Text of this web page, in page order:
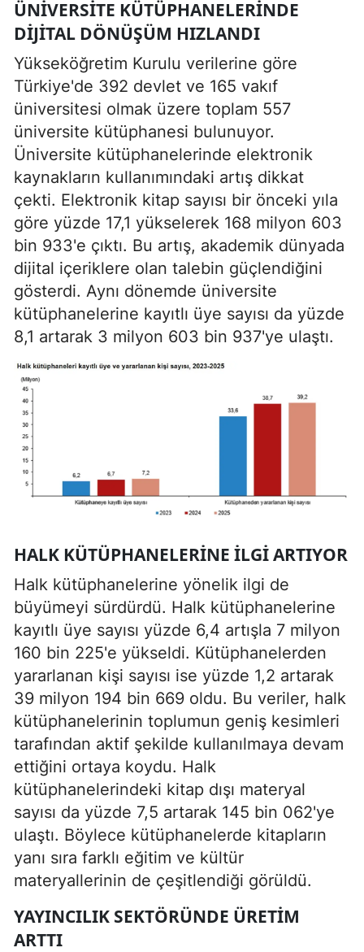
ÜNIVERSITE KÜTÜPHANELERINDE
DIJITAL DÖNÜŞÜM HIZLANDI
Yükseköğretim Kurulu verilerine göre
Türkiye'de 392 devlet ve 165 vakıf
üniversitesi olmak üzere toplam 557
üniversite kütüphanesi bulunuyor.
Üniversite kütüphanelerinde elektronik
kaynakların kullanımındaki artış dikkat
çekti. Elektronik kitap sayısı bir önceki yıla
göre yüzde 17,1 yükselerek 168 milyon 603
bin 933'e çıktı. Bu artış, akademik dünyada
dijital içeriklere olan talebin güçlendiğini
gösterdi. Aynı dönemde üniversite
kütüphanelerine kayıtlı üye sayısı da yüzde
8,1 artarak 3 milyon 603 bin 937'ye ulaştı.
HALK KÜTÜPHANELERINE ILGI ARTIYOR
Halk kütüphanelerine yönelik ilgi de
büyümeyi sürdürdü. Halk kütüphanelerine
kayıtlı üye sayısı yüzde 6,4 artışla 7 milyon
160 bin 225'e yükseldi. Kütüphanelerden
yararlanan kişi sayısı ise yüzde 1,2 artarak
39 milyon 194 bin 669 oldu. Bu veriler, halk
kütüphanelerinin toplumun geniş kesimleri
tarafından aktif şekilde kullanılmaya devam
ettiğini ortaya koydu. Halk
kütüphanelerindeki kitap dışı materyal
sayısı da yüzde 7,5 artarak 145 bin 062'ye
ulaştı. Böylece kütüphanelerde kitapların
yanı sıra farklı eğitim ve kültür
materyallerinin de çeşitlendiği görüldü.
YAYINCILIK SEKTÖRÜNDE ÜRETIM
ARTTI